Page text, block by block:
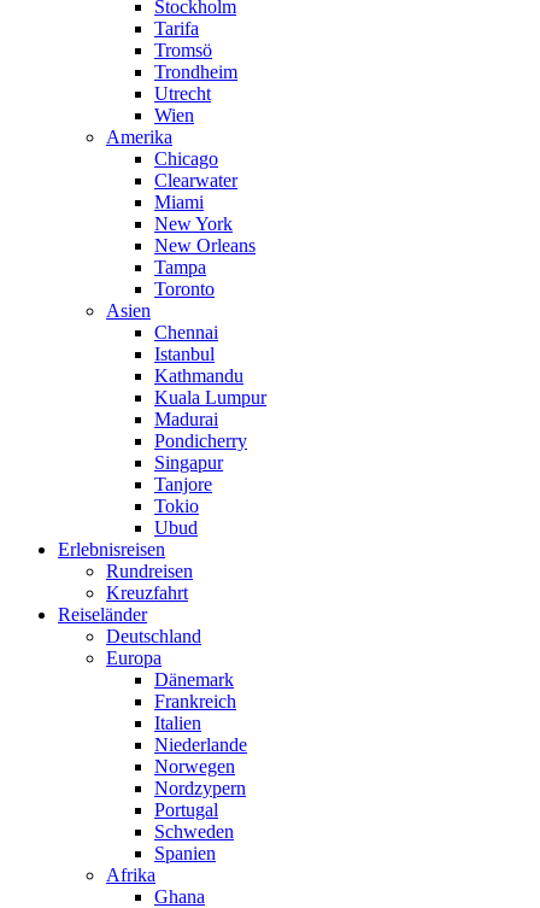
Stockholm
Tarifa
Tromsö
Trondheim
Utrecht
Wien
Amerika
Chicago
Clearwater
Miami
New York
New Orleans
Tampa
Toronto
Asien
Chennai
Istanbul
Kathmandu
Kuala Lumpur
Madurai
Pondicherry
Singapur
Tanjore
Tokio
Ubud
Erlebnisreisen
Rundreisen
Kreuzfahrt
Reiseländer
Deutschland
Europa
Dänemark
Frankreich
Italien
Niederlande
Norwegen
Nordzypern
Portugal
Schweden
Spanien
Afrika
Ghana